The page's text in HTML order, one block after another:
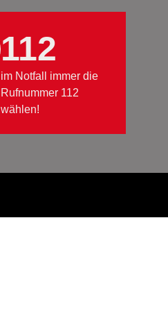
112
im Notfall immer die
Rufnummer 112
wählen!